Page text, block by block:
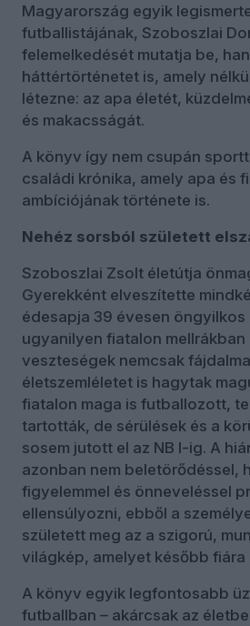
Magyarország egyik
futballistájának, Szoboszlai
felemelkedését mutatja be,
háttértörténetet is, amely
létezne: az apa életét,
és makacsságát.
A könyv így nem csupán
családi krónika, amely apa és
ambíciójának története is.
Nehéz sorsból született
Szoboszlai Zsolt életútja
Gyerekként elveszítette
édesapja 39 évesen
ugyanilyen fiatalon mellrákban
veszteségek nemcsak
életszemléletet is hagytak
fiatalon maga is futballozott,
tartották, de sérülések és a
sosem jutott el az NB I-ig. A
azonban nem beletörődéssel,
figyelemmel és önneveléssel
ellensúlyozni, ebből a
született meg az a szigorú,
világkép, amelyet később
A könyv egyik legfontosabb
futballban – akárcsak az